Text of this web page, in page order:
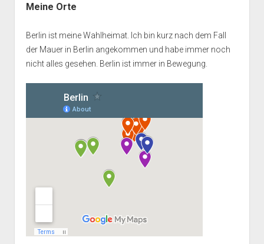
Meine Orte
Berlin ist meine Wahlheimat. Ich bin kurz nach dem Fall
der Mauer in Berlin angekommen und habe immer noch
nicht alles gesehen. Berlin ist immer in Bewegung.